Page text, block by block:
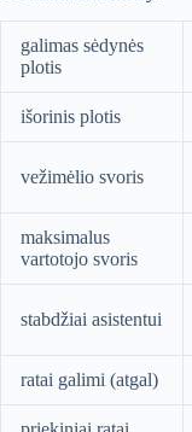
galimas sėdynės
plotis
išorinis plotis
vežimėlio svoris
maksimalus
vartotojo svoris
stabdžiai asistentui
ratai galimi (atgal)